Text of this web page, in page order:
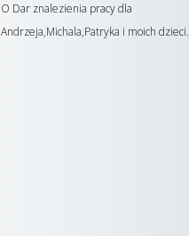
O Dar znalezienia pracy dla
Andrzeja,Michala,Patryka i moich dzieci.